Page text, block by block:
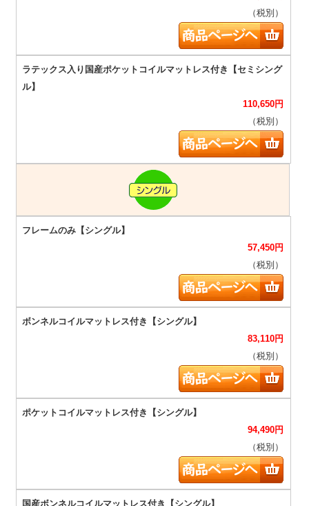
（税別）
110,650円
（税別）
57,450円
（税別）
83,110円
（税別）
94,490円
（税別）